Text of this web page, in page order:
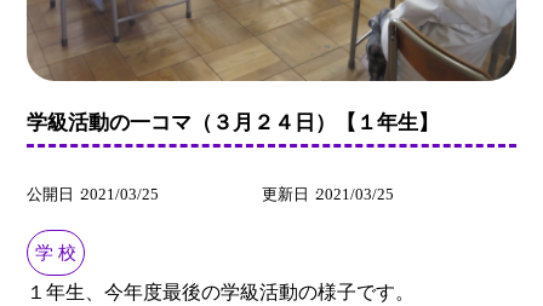
学級活動の一コマ（３月２４日）【１年生】
公開日 2021/03/25 更新日 2021/03/25
学 校
１年生、今年度最後の学級活動の様子です。